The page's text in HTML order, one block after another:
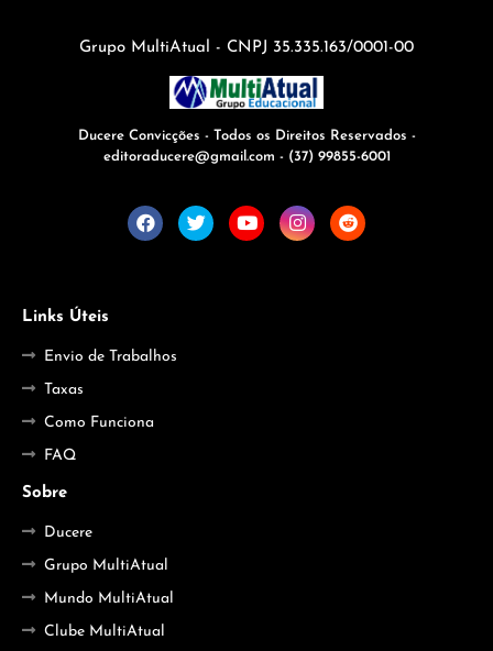
Grupo MultiAtual - CNPJ 35.335.163/0001-00
Ducere Convicções - Todos os Direitos Reservados -
editoraducere@gmail.com - (37) 99855-6001
Links Úteis
Envio de Trabalhos
Taxas
Como Funciona
FAQ
Sobre
Ducere
Grupo MultiAtual
Mundo MultiAtual
Clube MultiAtual